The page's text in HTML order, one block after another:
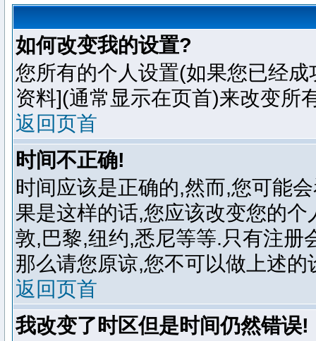
如何改变我的设置?
您所有的个人设置(如果您已经
资料](通常显示在页首)来改变所
返回页首
时间不正确!
时间应该是正确的,然而,您可能
果是这样的话,您应该改变您的
敦,巴黎,纽约,悉尼等等.只有注册
那么请您原谅,您不可以做上述的
返回页首
我改变了时区但是时间仍然错误!